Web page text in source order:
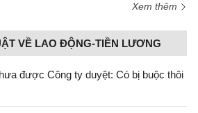
Xem thêm
VỀ LAO ĐỘNG-TIỀN LƯƠNG
được Công ty duyệt: Có bị buộc thôi